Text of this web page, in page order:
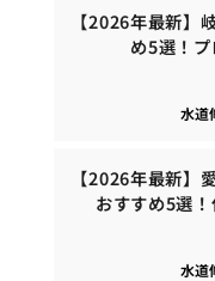
【2026年最新】
め5選！
水道
【2026年最新】
おすすめ5選
水道